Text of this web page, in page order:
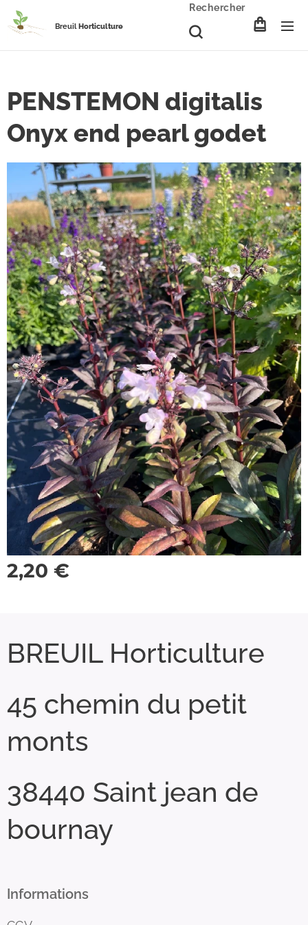
BreuilHorticulture
Rechercher
PENSTEMON digitalis
Onyx end pearl godet
2,20 €
BREUIL Horticulture
45 chemin du petit
monts
38440 Saint jean de
bournay
Informations